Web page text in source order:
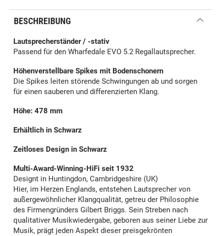
BESCHREIBUNG
Lautsprecherständer / -stativ
Passend für den Wharfedale EVO 5.2 Regallautsprecher.
Höhenverstellbare Spikes mit Bodenschonern
Die Spikes leiten störende Schwingungen ab und sorgen
für einen sauberen und differenzierten Klang.
Höhe: 478 mm
Erhältlich in Schwarz
Zeitloses Design in Schwarz
Multi-Award-Winning-HiFi seit 1932
Designt in Huntingdon, Cambridgeshire (UK)
Hier, im Herzen Englands, entstehen Lautsprecher von
außergewöhnlicher Klangqualität, getreu der Philosophie
des Firmengründers Gilbert Briggs. Sein Streben nach
qualitativer Musikwiedergabe, geboren aus seiner Liebe zur
Musik, prägt jeden Aspekt dieser preisgekrönten